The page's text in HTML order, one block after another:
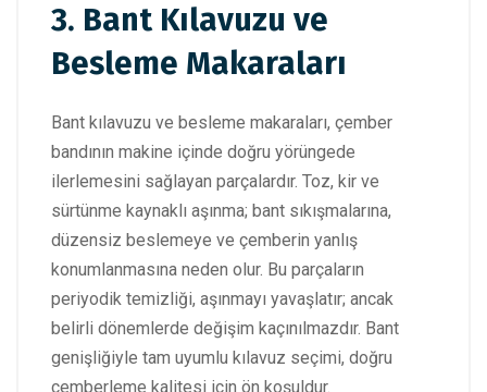
3. Bant Kılavuzu ve
Besleme Makaraları
Bant kılavuzu ve besleme makaraları, çember
bandının makine içinde doğru yörüngede
ilerlemesini sağlayan parçalardır. Toz, kir ve
sürtünme kaynaklı aşınma; bant sıkışmalarına,
düzensiz beslemeye ve çemberin yanlış
konumlanmasına neden olur. Bu parçaların
periyodik temizliği, aşınmayı yavaşlatır; ancak
belirli dönemlerde değişim kaçınılmazdır. Bant
genişliğiyle tam uyumlu kılavuz seçimi, doğru
çemberleme kalitesi için ön koşuldur.